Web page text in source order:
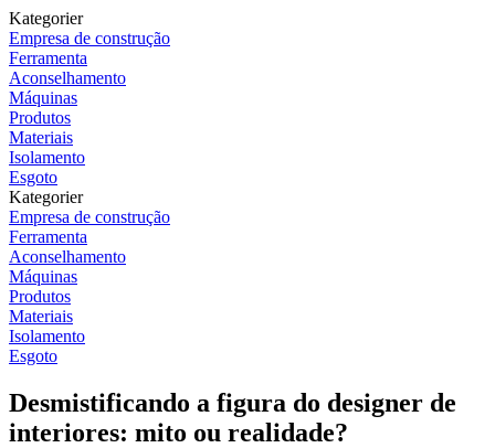
Kategorier
Empresa de construção
Ferramenta
Aconselhamento
Máquinas
Produtos
Materiais
Isolamento
Esgoto
Kategorier
Empresa de construção
Ferramenta
Aconselhamento
Máquinas
Produtos
Materiais
Isolamento
Esgoto
Desmistificando a figura do designer de
interiores: mito ou realidade?